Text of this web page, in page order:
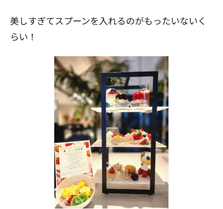
美しすぎてスプーンを入れるのがもったいないく
らい！